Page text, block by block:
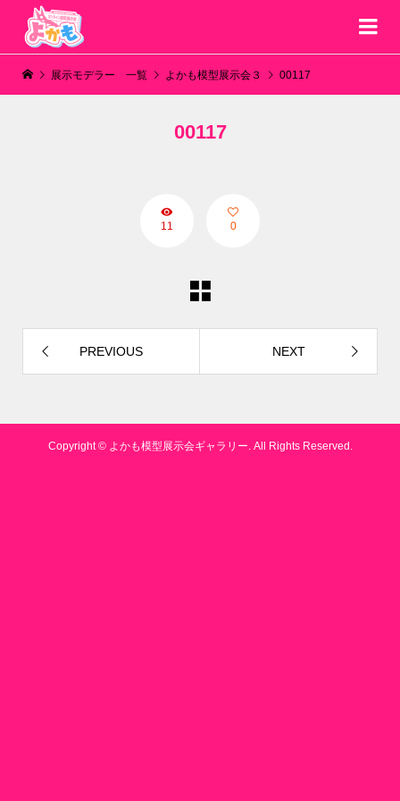
展示モデラー 一覧 よかも模型展示会３ 00117
00117
11 0
PREVIOUS NEXT
Copyright ©よかも模型展示会ギャラリー. All Rights Reserved.